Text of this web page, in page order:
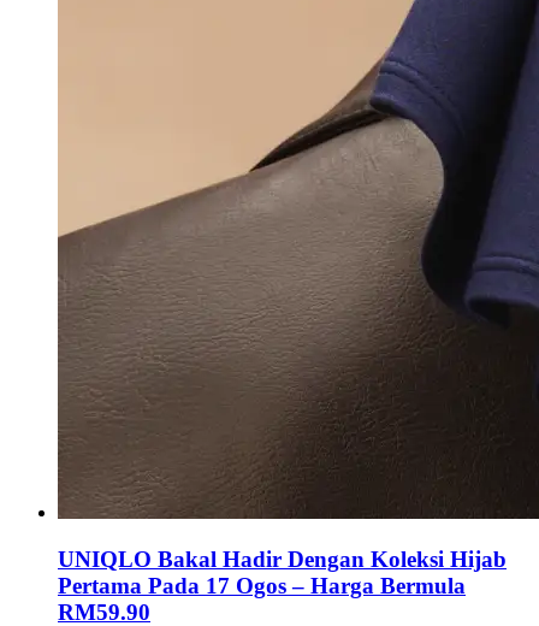
UNIQLO Bakal Hadir Dengan Koleksi Hijab
Pertama Pada 17 Ogos – Harga Bermula
RM59.90